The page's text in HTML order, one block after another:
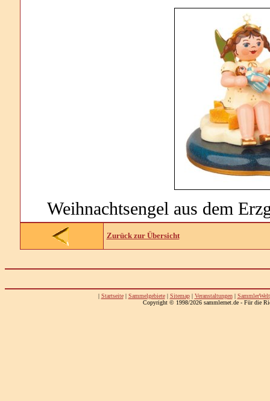
Weihnachtsengel aus dem
Zurück zur Übersicht
| Startseite| Sammelgebiete| Sitemap| Veranstaltungen| SammlerWelt
Copyright © 1998/2026 sammlernet.de - Für die